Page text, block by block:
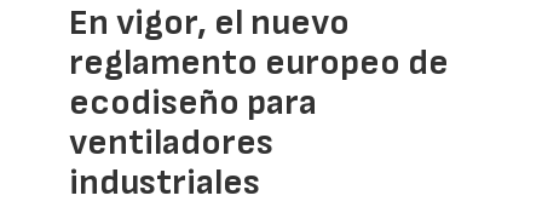
En vigor, el nuevo
reglamento europeo de
ecodiseño para
ventiladores
industriales